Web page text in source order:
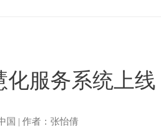
化服务系统上线
国 | 作者：张怡倩